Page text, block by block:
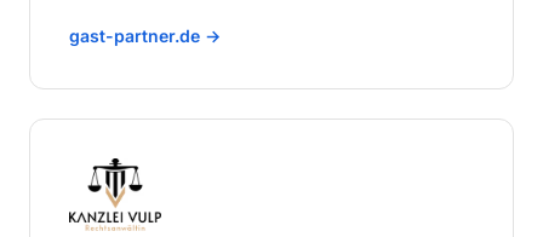
gast-partner.de →